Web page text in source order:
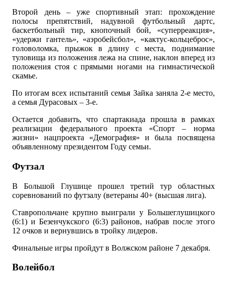
Второй день – уже спортивный этап: прохождение
полосы препятствий, надувной футбольный дартс,
баскетбольный тир, кнопочный бой, «суперреакция»,
«удержи гантель», «аэробейсбол», «кактус-кольцеброс»,
головоломка, прыжок в длину с места, поднимание
туловища из положения лежа на спине, наклон вперед из
положения стоя с прямыми ногами на гимнастической
скамье.
По итогам всех испытаний семья Зайка заняла 2-е место,
а семья Дурасовых – 3-е.
Остается добавить, что спартакиада прошла в рамках
реализации федерального проекта «Спорт – норма
жизни» нацпроекта «Демография» и была посвящена
объявленному президентом Году семьи.
Футзал
В Большой Глушице прошел третий тур областных
соревнований по футзалу (ветераны 40+ (высшая лига).
Ставропольчане крупно выиграли у Большеглушицкого
(6:1) и Безенчукского (6:3) районов, набрав после этого
12 очков и вернувшись в тройку лидеров.
Финальные игры пройдут в Волжском районе 7 декабря.
Волейбол